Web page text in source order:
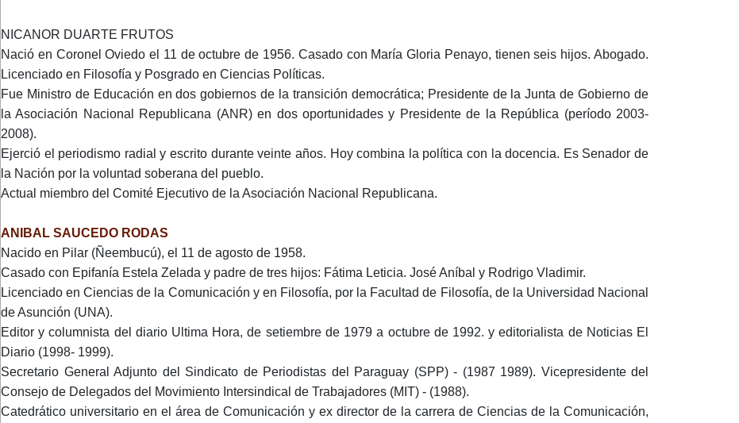
NICANOR DUARTE FRUTOS
Nació en Coronel Oviedo el 11 de octubre de 1956. Casado con María Gloria Penayo, tienen seis hijos. Abogado.
Licenciado en Filosofía y Posgrado en Ciencias Políticas.
Fue Ministro de Educación en dos gobiernos de la transición democrática; Presidente de la Junta de Gobierno de
la Asociación Nacional Republicana (ANR) en dos oportunidades y Presidente de la República (período 2003-
2008).
Ejerció el periodismo radial y escrito durante veinte años. Hoy combina la política con la docencia. Es Senador de
la Nación por la voluntad soberana del pueblo.
Actual miembro del Comité Ejecutivo de la Asociación Nacional Republicana.
ANIBAL SAUCEDO RODAS
Nacido en Pilar (Ñeembucú), el 11 de agosto de 1958.
Casado con Epifanía Estela Zelada y padre de tres hijos: Fátima Leticia. José Aníbal y Rodrigo Vladimir.
Licenciado en Ciencias de la Comunicación y en Filosofía, por la Facultad de Filosofía, de la Universidad Nacional
de Asunción (UNA).
Editor y columnista del diario Ultima Hora, de setiembre de 1979 a octubre de 1992. y editorialista de Noticias El
Diario (1998- 1999).
Secretario General Adjunto del Sindicato de Periodistas del Paraguay (SPP) - (1987 1989). Vicepresidente del
Consejo de Delegados del Movimiento Intersindical de Trabajadores (MIT) - (1988).
Catedrático universitario en el área de Comunicación y ex director de la carrera de Ciencias de la Comunicación,